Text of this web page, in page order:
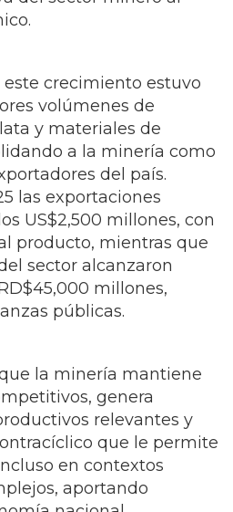
este crecimiento estuvo
volúmenes de
y materiales de
a la minería como
del país.
las exportaciones
US$2,500 millones, con
producto, mientras que
sector alcanzaron
millones,
públicas.
la minería mantiene
genera
relevantes y
que le permite
en contextos
aportando